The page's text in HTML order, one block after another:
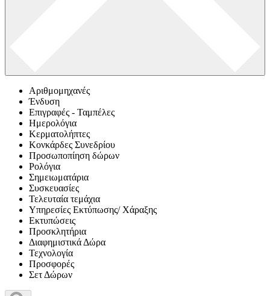
Αριθμομηχανές
Ένδυση
Επιγραφές - Ταμπέλες
Ημερολόγια
Κερματολήπτες
Κονκάρδες Συνεδρίου
Προσωποπίηση δώρων
Ρολόγια
Σημειωματάρια
Συσκευασίες
Τελευταία τεμάχια
Υπηρεσίες Εκτύπωσης/ Χάραξης
Εκτυπώσεις
Προσκλητήρια
Διαφημιστικά Δώρα
Τεχνολογία
Προσφορές
Σετ Δώρων